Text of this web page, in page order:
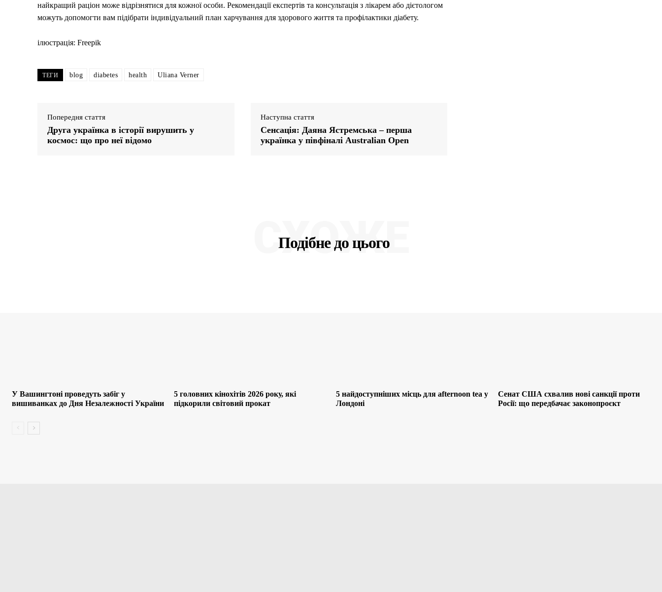
найкращий раціон може відрізнятися для кожної особи. Рекомендації експертів та консультація з лікарем або дієтологом
можуть допомогти вам підібрати індивідуальний план харчування для здорового життя та профілактики діабету.
ілюстрація: Freepik
ТЕГИ blog diabetes health Uliana Verner
Попередня стаття
Друга українка в історії вирушить у
космос: що про неї відомо
Наступна стаття
Сенсація: Даяна Ястремська – перша
українка у півфіналі Australian Open
Подібне до цього
СХОЖЕ
У Вашингтоні проведуть забіг у
вишиванках до Дня Незалежності України
5 головних кінохітів 2026 року, які
підкорили світовий прокат
5 найдоступніших місць для afternoon tea у
Лондоні
Сенат США схвалив нові санкції проти
Росії: що передбачає законопроєкт